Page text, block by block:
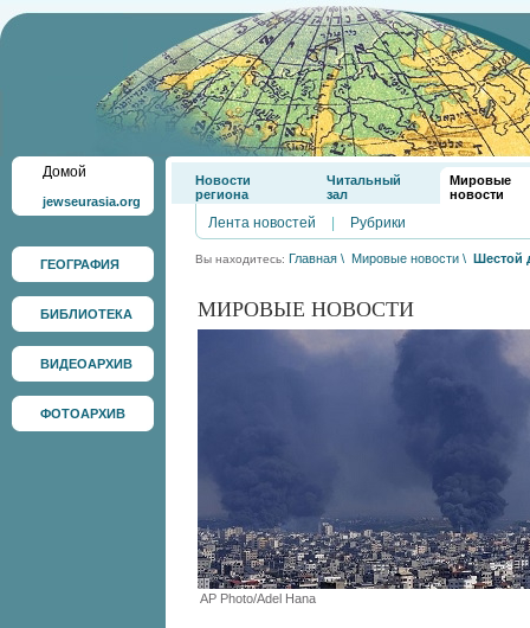
Домой
jewseurasia.org
ГЕОГРАФИЯ
БИБЛИОТЕКА
ВИДЕОАРХИВ
ФОТОАРХИВ
Новости
региона
Читальный
зал
Мировые
новости
Лента новостей Рубрики
Вы находитесь: Главная \ Мировые новости \ Шестой
МИРОВЫЕ НОВОСТИ
AP Photo/Adel Hana